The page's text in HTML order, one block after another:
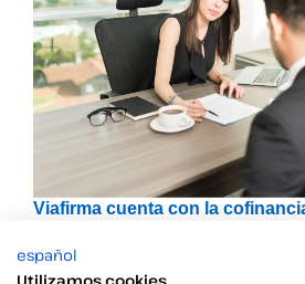
Viafirma cuenta con la
Viafirma cofinanciada por la UE a
español
Utilizamos cookies